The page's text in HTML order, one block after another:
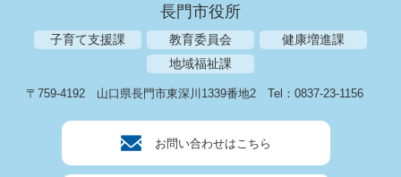
長門市役所
子育て支援課 教育委員会
健康増進課
地域福祉課
〒759-4192 山口県長門市東深川1339番地2 Tel：0837-23-1156
お問い合わせはこちら